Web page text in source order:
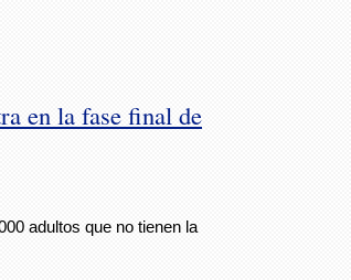
en la fase final de
adultos que no tienen la